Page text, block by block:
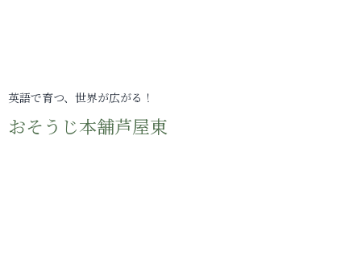
英語で育つ、世界が広がる！
おそうじ本舗芦屋東